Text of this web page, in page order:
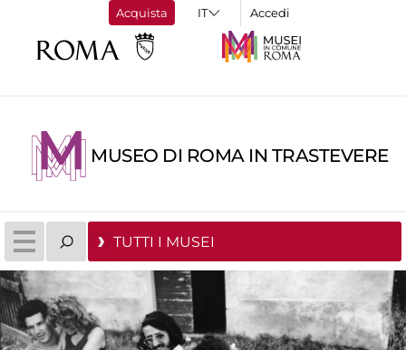
Acquista Accedi
MUSEO DI ROMA IN TRASTEVERE
TUTTI I MUSEI